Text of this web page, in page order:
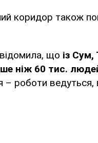
коридор також
що із
ніж 60 тис.
– роботи